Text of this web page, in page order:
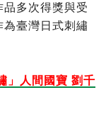
多次得獎與受
臺灣日式刺繡
」人間國寶 劉千